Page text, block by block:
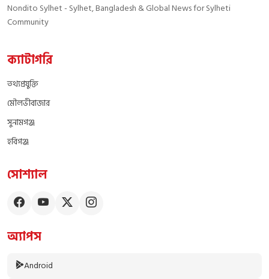
Nondito Sylhet - Sylhet, Bangladesh & Global News for Sylheti
Community
ক্যাটাগরি
তথ্যপ্রযুক্তি
মৌলভীবাজার
সুনামগঞ্জ
হবিগঞ্জ
সোশ্যাল
অ্যাপস
Android